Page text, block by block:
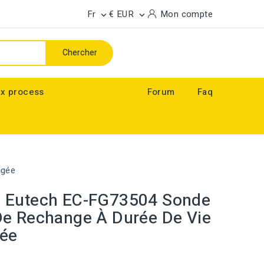
Fr € EUR  Mon compte
Chercher
process Forum Faq
EC-FG73504 Sonde
Rechange À Durée De Vie